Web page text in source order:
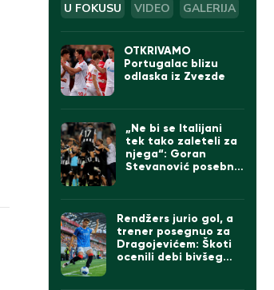
U FOKUSU VIDEO GALERIJA
OTKRIVAMO
Portugalac blizu
odlaska iz Zvezde
„Ne bi se Italijani
tek tako zaleteli za
njega“: Goran
Stevanović posebno
Rendžers jurio gol, a
trener posegnuo za
Dragojevićem: Škoti
ocenili debi bivšeg